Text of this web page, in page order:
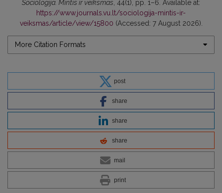
Sociologija. Mintis ir veiksmas , 44(1), pp. 1–6. Available at:
https://www.journals.vu.lt/sociologija-mintis-ir-
veiksmas/article/view/15800 (Accessed: 7 August 2026).
More Citation Formats
post
share
share
share
mail
print